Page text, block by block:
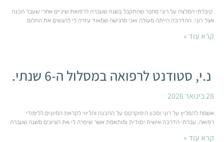
קיבלתי המלצה על רוני מחבר שהתקבל בשנה שעברה לרפואת שיניים אחרי שעבר הכנה
אצל רוני. ההדרכה הייתה מעולה ואני מרגישה שמאוד עזרה לי להגשים את החלום
קרא עוד »
נ.י, סטודנט לרפואה במסלול ה-6 שנתי.
28 בינואר 2026
אשמח להמליץ על רוני ומכון היפוקרטס על ההכנה והליווי לקראת המיונים ללימודי
רפואה. עברתי הדרכה אישית יסודית ומותאמת אשר שיפרה לי את הציונים משנה שעברה
קרא עוד »